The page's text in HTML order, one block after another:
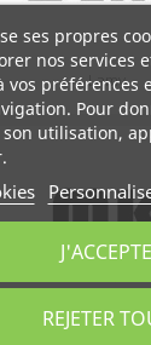
Lamy
MK DESIGN
ses propres
nos services
vos préférences
Pour
utilisation,
REJETER
J'ACCEPTE